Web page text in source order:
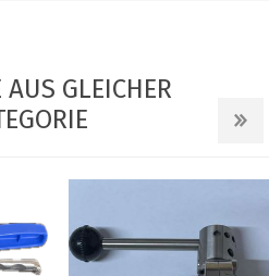
AUS GLEICHER